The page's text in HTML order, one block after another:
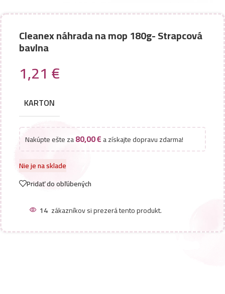
Cleanex náhrada na mop 180g- Strapcová
bavlna
1,21 €
KARTON
Nakúpte ešte za80,00€a získajte dopravu zdarma!
Nie je na sklade
Pridať do obľúbených
14 zákazníkov si prezerá tento produkt.